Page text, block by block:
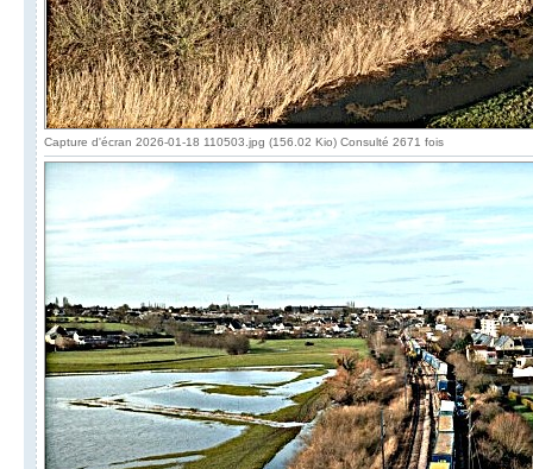
Capture d'écran 2026-01-18 110503.jpg (156.02 Kio) Consulté 2671 fois